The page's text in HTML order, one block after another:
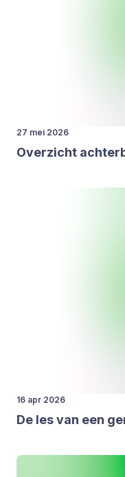
27 mei 2026
Over­zicht
16 apr 2026
De les van een